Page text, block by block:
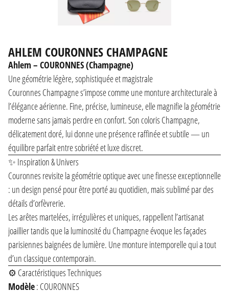
AHLEM COURONNES CHAMPAGNE
Ahlem – COURONNES (Champagne)
Une géométrie légère, sophistiquée et magistrale
Couronnes Champagne s’impose comme une monture architecturale à
l’élégance aérienne. Fine, précise, lumineuse, elle magnifie la géométrie
moderne sans jamais perdre en confort. Son coloris Champagne,
délicatement doré, lui donne une présence raffinée et subtile — un
équilibre parfait entre sobriété et luxe discret.
✨ Inspiration & Univers
Couronnes revisite la géométrie optique avec une finesse exceptionnelle
: un design pensé pour être porté au quotidien, mais sublimé par des
détails d’orfèvrerie.
Les arêtes martelées, irrégulières et uniques, rappellent l’artisanat
joaillier tandis que la luminosité du Champagne évoque les façades
parisiennes baignées de lumière. Une monture intemporelle qui a tout
d’un classique contemporain.
⚙️ Caractéristiques Techniques
Modèle: COURONNES